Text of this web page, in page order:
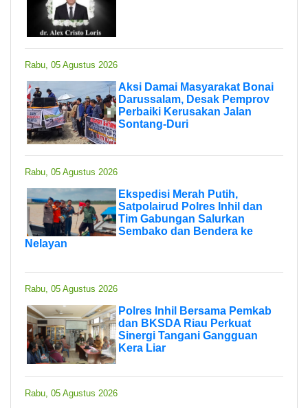
Rabu, 05 Agustus 2026
Aksi Damai Masyarakat Bonai
Darussalam, Desak Pemprov
Perbaiki Kerusakan Jalan
Sontang-Duri
Rabu, 05 Agustus 2026
Ekspedisi Merah Putih,
Satpolairud Polres Inhil dan
Tim Gabungan Salurkan
Sembako dan Bendera ke
Nelayan
Rabu, 05 Agustus 2026
Polres Inhil Bersama Pemkab
dan BKSDA Riau Perkuat
Sinergi Tangani Gangguan
Kera Liar
Rabu, 05 Agustus 2026